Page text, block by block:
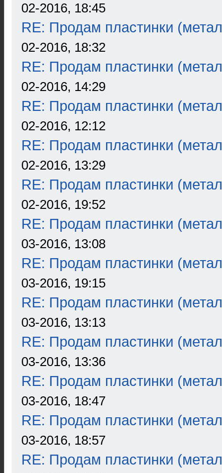
02-2016, 18:45
RE: Продам пластинки
02-2016, 18:32
RE: Продам пластинки
02-2016, 14:29
RE: Продам пластинки
02-2016, 12:12
RE: Продам пластинки
02-2016, 13:29
RE: Продам пластинки
02-2016, 19:52
RE: Продам пластинки
03-2016, 13:08
RE: Продам пластинки
03-2016, 19:15
RE: Продам пластинки
03-2016, 13:13
RE: Продам пластинки
03-2016, 13:36
RE: Продам пластинки
03-2016, 18:47
RE: Продам пластинки
03-2016, 18:57
RE: Продам пластинки